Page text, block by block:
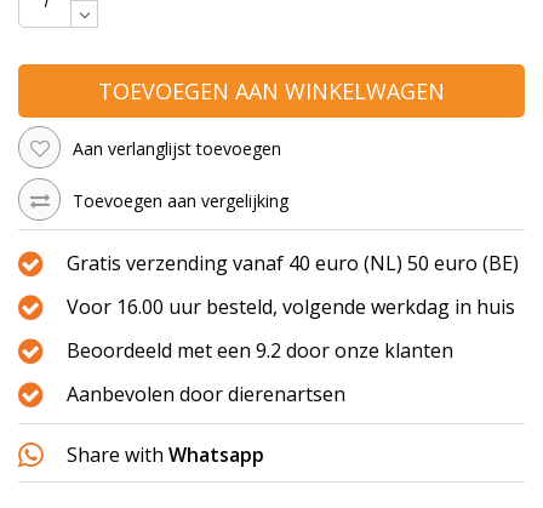
TOEVOEGEN AAN WINKELWAGEN
Aan verlanglijst toevoegen
Toevoegen aan vergelijking
Gratis verzending vanaf 40 euro (NL) 50 euro (BE)
Voor 16.00 uur besteld, volgende werkdag in huis
Beoordeeld met een 9.2 door onze klanten
Aanbevolen door dierenartsen
Share with Whatsapp